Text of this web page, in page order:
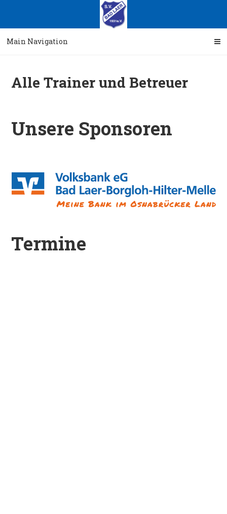
navigation
content
Main Navigation
Alle Trainer und Betreuer
Unsere Sponsoren
Termine